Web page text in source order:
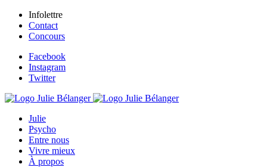
Infolettre
Contact
Concours
Facebook
Instagram
Twitter
Julie
Psycho
Entre nous
Vivre mieux
À propos